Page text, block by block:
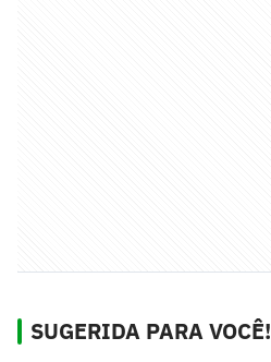
SUGERIDA PARA VOCÊ!